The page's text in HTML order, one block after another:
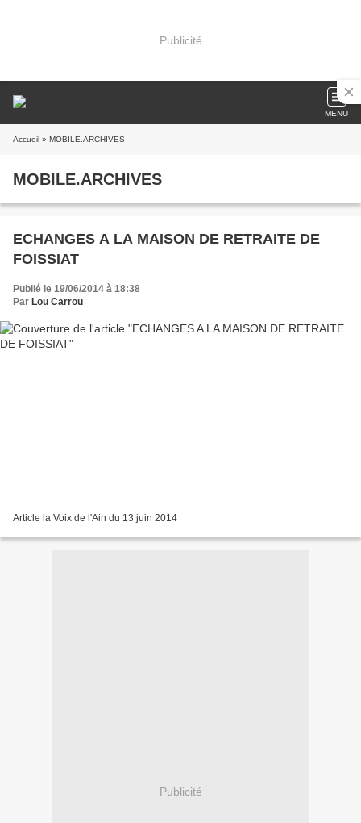
Publicité
MENU
Accueil » MOBILE.ARCHIVES
MOBILE.ARCHIVES
ECHANGES A LA MAISON DE RETRAITE DE
FOISSIAT
Publié le 19/06/2014 à 18:38
Par Lou Carrou
Article la Voix de l'Ain du 13 juin 2014
Publicité